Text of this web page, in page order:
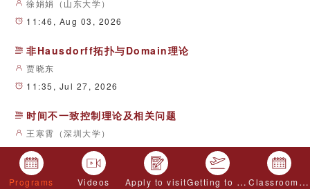
Programs Videos Apply to visit Getting to Chengdu Classroom application
徐娟娟（山东大学）
11:46, Aug 03, 2026
非Hausdorff拓扑与Domain理论
贾晓东
11:35, Jul 27, 2026
时间不一致控制理论及相关问题
王寒霄（深圳大学）
11:44, Jul 27, 2026
集合论与拓扑应用